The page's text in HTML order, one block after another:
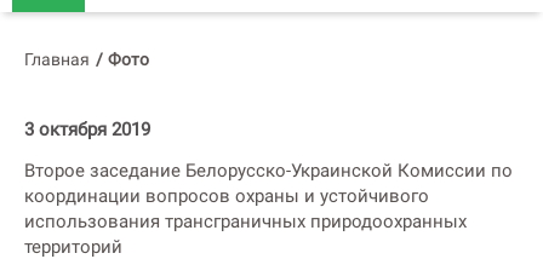
Главная / Фото
3 октября 2019
Второе заседание Белорусско-Украинской Комиссии по
координации вопросов охраны и устойчивого
использования трансграничных природоохранных
территорий